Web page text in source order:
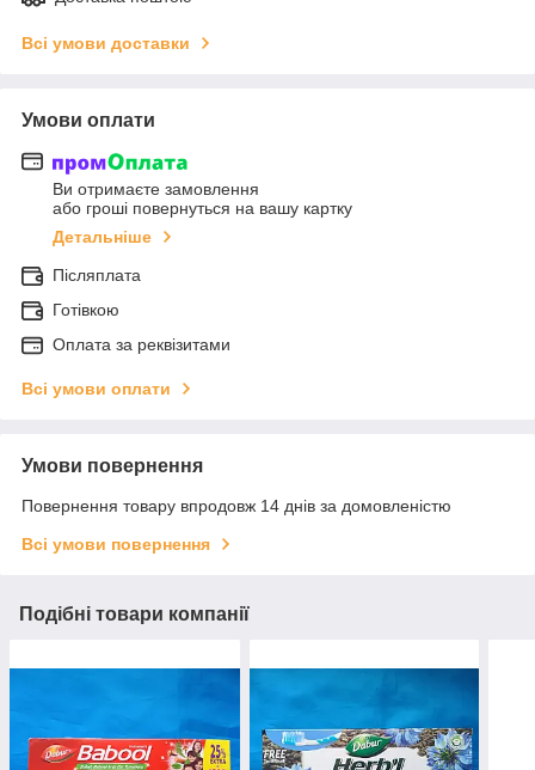
Всі умови доставки
Умови оплати
Ви отримаєте замовлення
або гроші повернуться на вашу картку
Детальніше
Післяплата
Готівкою
Оплата за реквізитами
Всі умови оплати
Умови повернення
Повернення товару впродовж 14 днів за домовленістю
Всі умови повернення
Подібні товари компанії